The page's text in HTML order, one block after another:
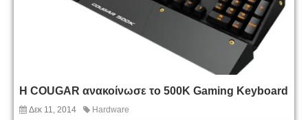
Η COUGAR ανακοίνωσε το 500Κ Gaming Keyboard
Δεκ 11, 2014 Hardware